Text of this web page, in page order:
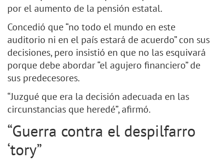
por el aumento de la pensión estatal.
Concedió que “no todo el mundo en este
auditorio ni en el país estará de acuerdo” con sus
decisiones, pero insistió en que no las esquivará
porque debe abordar “el agujero financiero” de
sus predecesores.
“Juzgué que era la decisión adecuada en las
circunstancias que heredé”, afirmó.
“Guerra contra el despilfarro
‘tory”